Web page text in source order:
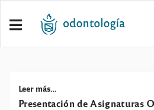
Presentación de Asignaturas
Leer más…